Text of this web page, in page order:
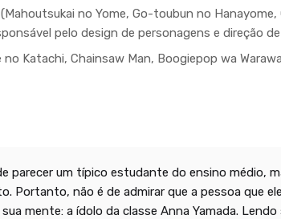
no Yome, Go-toubun no Hanayome,
pelo design de personagens e direção
no Katachi, Chainsaw Man, Boogiepop wa
parecer um típico estudante do ensino médio,
Portanto, não é de admirar que a pessoa que
mente: a ídolo da classe Anna Yamada.